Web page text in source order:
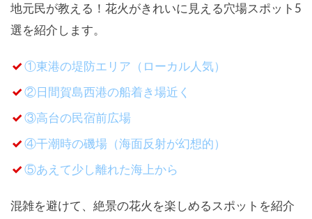
地元民が教える！花火がきれいに見える穴場スポット5
選を紹介します。
①東港の堤防エリア（ローカル人気）
②日間賀島西港の船着き場近く
③高台の民宿前広場
④干潮時の磯場（海面反射が幻想的）
⑤あえて少し離れた海上から
混雑を避けて、絶景の花火を楽しめるスポットを紹介